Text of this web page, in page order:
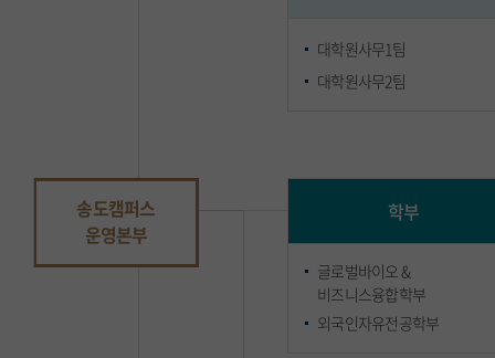
대학원사무1팀
대학원사무2팀
송도캠퍼스
운영본부
학부
글로벌바이오 &
비즈니스융합학부
외국인자유전공학부